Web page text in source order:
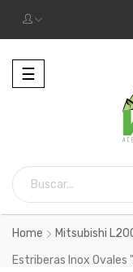
Alternar
la
☰
Home
Mitsubishi
Estriberas Inox